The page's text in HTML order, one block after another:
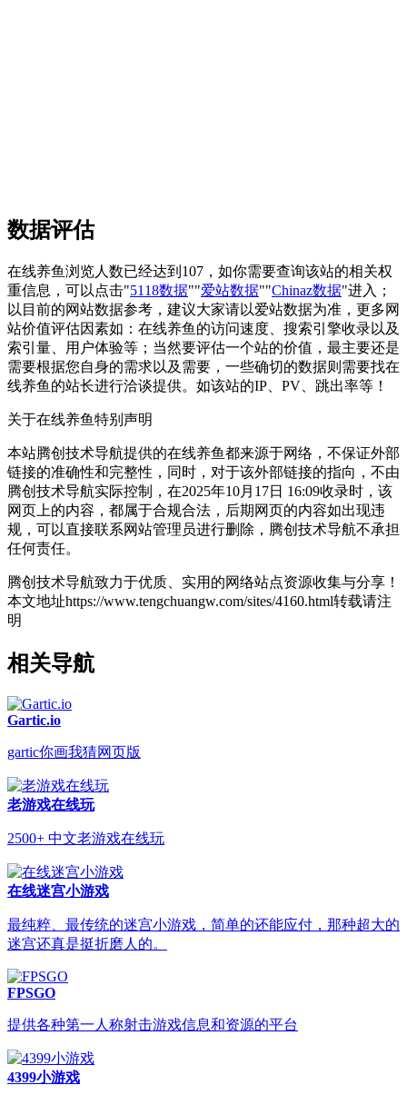
数据评估
在线养鱼浏览人数已经达到107，如你需要查询该站的相关权
重信息，可以点击"5118数据""爱站数据""Chinaz数据"进入；
以目前的网站数据参考，建议大家请以爱站数据为准，更多网
站价值评估因素如：在线养鱼的访问速度、搜索引擎收录以及
索引量、用户体验等；当然要评估一个站的价值，最主要还是
需要根据您自身的需求以及需要，一些确切的数据则需要找在
线养鱼的站长进行洽谈提供。如该站的IP、PV、跳出率等！
关于在线养鱼特别声明
本站腾创技术导航提供的在线养鱼都来源于网络，不保证外部
链接的准确性和完整性，同时，对于该外部链接的指向，不由
腾创技术导航实际控制，在2025年10月17日 16:09收录时，该
网页上的内容，都属于合规合法，后期网页的内容如出现违
规，可以直接联系网站管理员进行删除，腾创技术导航不承担
任何责任。
腾创技术导航致力于优质、实用的网络站点资源收集与分享！
本文地址https://www.tengchuangw.com/sites/4160.html转载请注
明
相关导航
Gartic.io
gartic你画我猜网页版
老游戏在线玩
2500+ 中文老游戏在线玩
在线迷宫小游戏
最纯粹、最传统的迷宫小游戏，简单的还能应付，那种超大的
迷宫还真是挺折磨人的。
FPSGO
提供各种第一人称射击游戏信息和资源的平台
4399小游戏